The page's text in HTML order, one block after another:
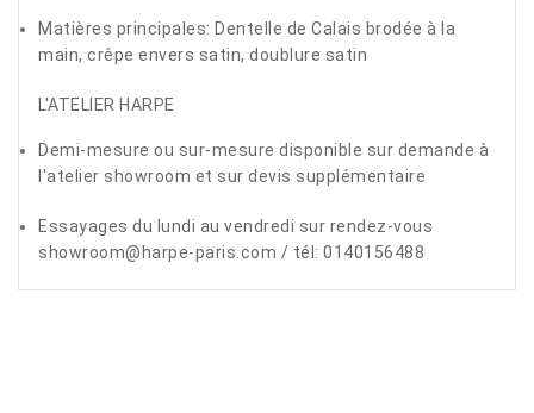
Matières principales: Dentelle de Calais brodée à la
main, crêpe envers satin, doublure satin
L'ATELIER HARPE
Demi-mesure ou sur-mesure disponible sur demande à
l'atelier showroom et sur devis supplémentaire
Essayages du lundi au vendredi sur rendez-vous
showroom@harpe-paris.com / tél: 0140156488